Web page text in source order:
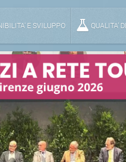
E SVILUPPO QUALITA’